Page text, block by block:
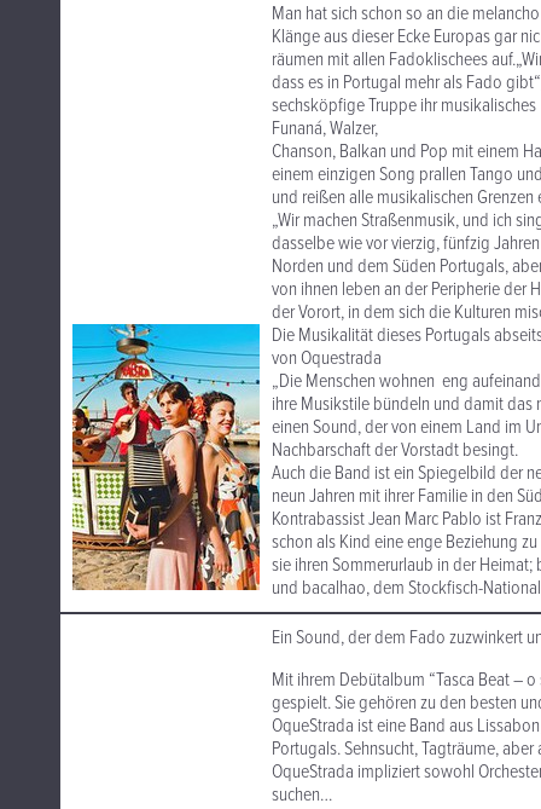
Man hat sich schon so an die
Klänge aus dieser Ecke Europas gar
räumen mit allen Fadoklischees
dass es in Portugal mehr als Fado
sechsköpfige Truppe ihr
Funaná, Walzer,
Chanson, Balkan und Pop mit einem
einem einzigen Song prallen Tango
und reißen alle musikalischen Grenzen
„Wir machen Straßenmusik, und ich
dasselbe wie vor vierzig, fünfzig
Norden und dem Süden Portugals,
von ihnen leben an der Peripherie der
der Vorort, in dem sich die Kulturen
Die Musikalität dieses Portugals
von Oquestrada
„Die Menschen wohnen eng
ihre Musikstile bündeln und damit das
einen Sound, der von einem Land im
Nachbarschaft der Vorstadt besingt.
Auch die Band ist ein Spiegelbild der
neun Jahren mit ihrer Familie in den
Kontrabassist Jean Marc Pablo ist
schon als Kind eine enge Beziehung
sie ihren Sommerurlaub in der
und bacalhao, dem Stockfisch-
Ein Sound, der dem Fado zuzwinkert
Mit ihrem Debütalbum “Tasca Beat –
gespielt. Sie gehören zu den besten
OqueStrada ist eine Band aus
Portugals. Sehnsucht, Tagträume,
OqueStrada impliziert sowohl
suchen…